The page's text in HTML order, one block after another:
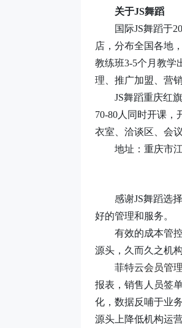
关于JS舞蹈
国际JS舞蹈于
店，分布全国各地
教练班3-5个月教学
理、推广加盟、营
JS舞蹈重庆红
70-80人同时开课，
衣室、洽谈区、会
地址：重庆市
感谢JS舞蹈选
好的管理和服务。
有效的成本管
源头，久而久之机
菲特云会员管
报表，销售人员签
化，数据反哺于业
源头上降低机构运